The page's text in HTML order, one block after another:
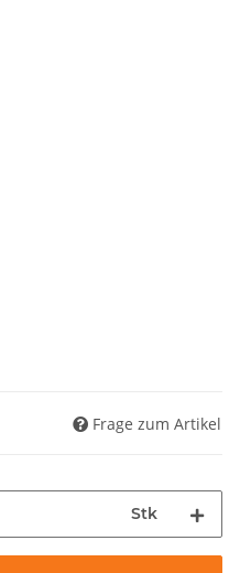
Frage zum Artikel
Stk